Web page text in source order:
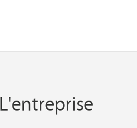
L'entreprise